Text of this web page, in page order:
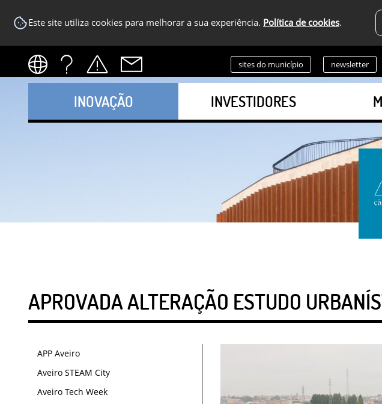
Este site utiliza cookies para melhorar a sua experiência. Política de cookies.
sites do município newsletter
INOVAÇÃO INVESTIDORES
APROVADA ALTERAÇÃO ESTUDO
APP Aveiro
Aveiro STEAM City
Aveiro Tech Week